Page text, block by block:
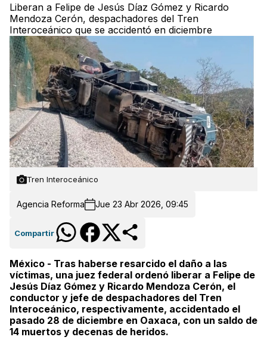
Liberan a Felipe de Jesús Díaz Gómez y Ricardo
Mendoza Cerón, despachadores del Tren
Interoceánico que se accidentó en diciembre
Tren Interoceánico
Agencia Reforma Jue 23 Abr 2026, 09:45
Compartir
México - Tras haberse resarcido el daño a las
víctimas, una juez federal ordenó liberar a Felipe de
Jesús Díaz Gómez y Ricardo Mendoza Cerón, el
conductor y jefe de despachadores del Tren
Interoceánico, respectivamente, accidentado el
pasado 28 de diciembre en Oaxaca, con un saldo de
14 muertos y decenas de heridos.